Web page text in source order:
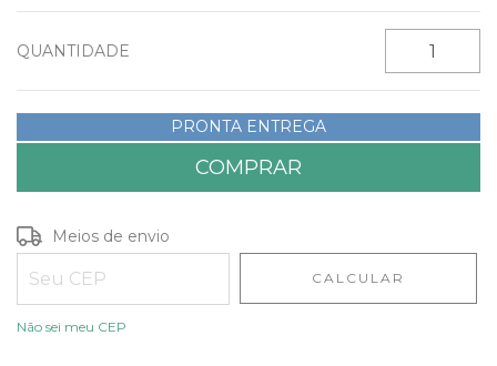
QUANTIDADE
PRONTA ENTREGA
Entregas para o CEP:
Meios de envio
CALCULAR
Não sei meu CEP